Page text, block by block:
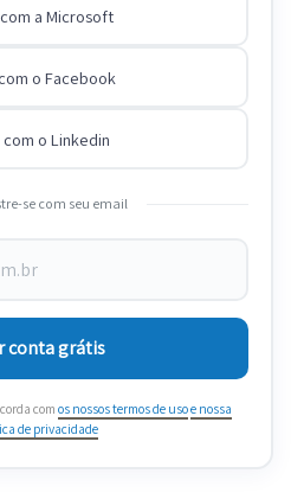
a Microsoft
o Facebook
o Linkedin
se com seu email
conta grátis
com os nossos termos de usoe nossa
de privacidade